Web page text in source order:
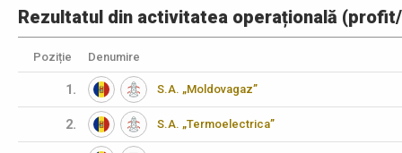
Rezultatul din activitatea operațională
Poziție Denumire
1. S.A. „Moldovagaz”
2. S.A. „Termoelectrica”